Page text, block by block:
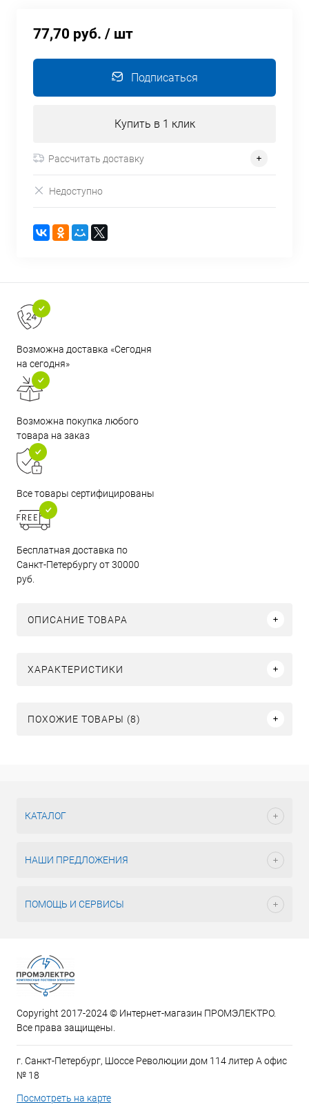
77,70 руб. / шт
Подписаться
Купить в 1 клик
Рассчитать доставку
Недоступно
Возможна доставка «Сегодня
на сегодня»
Возможна покупка любого
товара на заказ
Все товары сертифицированы
Бесплатная доставка по
Санкт-Петербургу от 30000
руб.
ОПИСАНИЕ ТОВАРА
ХАРАКТЕРИСТИКИ
ПОХОЖИЕ ТОВАРЫ (8)
КАТАЛОГ
НАШИ ПРЕДЛОЖЕНИЯ
ПОМОЩЬ И СЕРВИСЫ
Copyright 2017-2024 © Интернет-магазин ПРОМЭЛЕКТРО.
Все права защищены.
г. Санкт-Петербург, Шоссе Революции дом 114 литер А офис
№ 18
Посмотреть на карте